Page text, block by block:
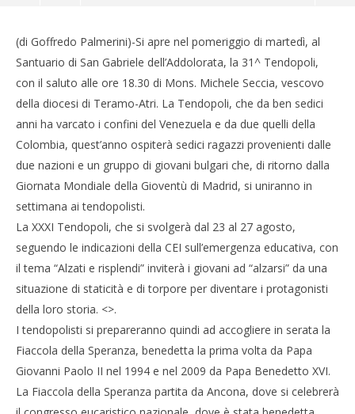
NOW VIEWING
Prende avvio martedì pomeriggio la XXXI Tendopoli
di San Gabriele
21/08/2011
Redazione
(di Goffredo Palmerini)-Si apre nel pomeriggio di martedì, al
Santuario di San Gabriele dell’Addolorata, la 31^ Tendopoli,
con il saluto alle ore 18.30 di Mons. Michele Seccia, vescovo
della diocesi di Teramo-Atri. La Tendopoli, che da ben sedici
anni ha varcato i confini del Venezuela e da due quelli della
Colombia, quest’anno ospiterà sedici ragazzi provenienti dalle
due nazioni e un gruppo di giovani bulgari che, di ritorno dalla
Giornata Mondiale della Gioventù di Madrid, si uniranno in
settimana ai tendopolisti.
La XXXI Tendopoli, che si svolgerà dal 23 al 27 agosto,
seguendo le indicazioni della CEI sull’emergenza educativa, con
il tema “Alzati e risplendi” inviterà i giovani ad “alzarsi” da una
situazione di staticità e di torpore per diventare i protagonisti
della loro storia. <>.
I tendopolisti si prepareranno quindi ad accogliere in serata la
Fiaccola della Speranza, benedetta la prima volta da Papa
Giovanni Paolo II nel 1994 e nel 2009 da Papa Benedetto XVI.
La Fiaccola della Speranza partita da Ancona, dove si celebrerà